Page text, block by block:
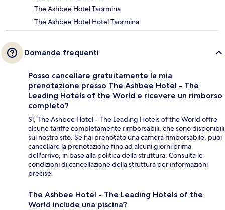
The Ashbee Hotel Taormina
The Ashbee Hotel Hotel Taormina
Domande frequenti
Posso cancellare gratuitamente la mia
prenotazione presso The Ashbee Hotel - The
Leading Hotels of the World e ricevere un rimborso
completo?
Sì, The Ashbee Hotel - The Leading Hotels of the World offre
alcune tariffe completamente rimborsabili, che sono disponibili
sul nostro sito. Se hai prenotato una camera rimborsabile, puoi
cancellare la prenotazione fino ad alcuni giorni prima
dell'arrivo, in base alla politica della struttura. Consulta le
condizioni di cancellazione della struttura per informazioni
precise.
The Ashbee Hotel - The Leading Hotels of the
World include una piscina?